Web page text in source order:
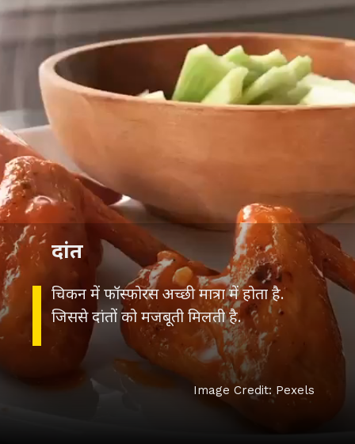
चिकन में फॉस्फोरस अच्छी मात्रा में होता है.
जिससे दांतों को मजबूती मिलती है.
दांत
Image Credit: Pexels